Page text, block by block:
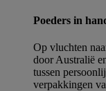
Poeders in
Op vluchten
door Australië
tussen
verpakkingen